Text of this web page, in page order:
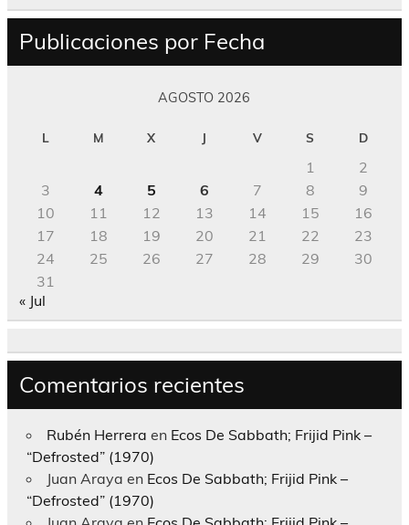
Publicaciones por Fecha
AGOSTO 2026
L M X J V S D
1
2
3
4 5 6 7 8
9
10
11 12 13 14 15
16
17
18 19 20 21 22
23
24
25 26 27 28 29
30
31
« Jul
Comentarios recientes
Rubén Herrera en Ecos De Sabbath; Frijid Pink –
“Defrosted” (1970)
Juan Araya en Ecos De Sabbath; Frijid Pink –
“Defrosted” (1970)